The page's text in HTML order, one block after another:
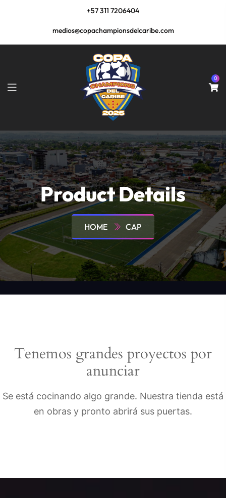
+57 311 7206404
medios@copachampionsdelcaribe.com
0
Product Details
HOME CAP
Tenemos grandes proyectos por
anunciar
Se está cocinando algo grande. Nuestra tienda está
en obras y pronto abrirá sus puertas.